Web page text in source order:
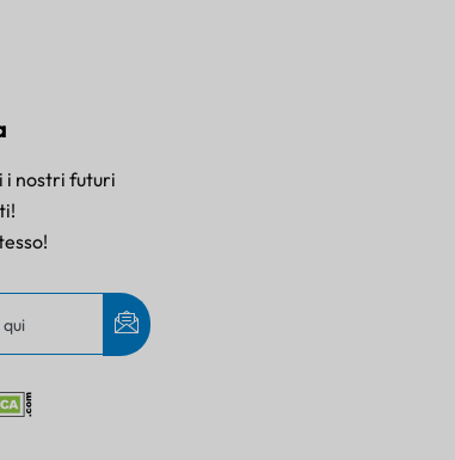
i nostri futuri